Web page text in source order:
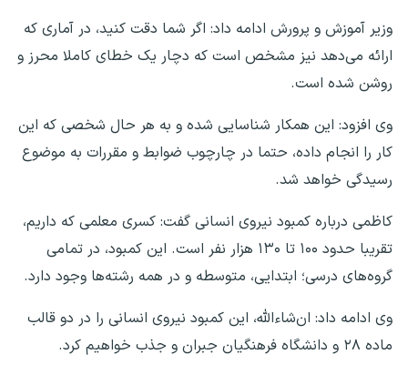
وزیر آموزش و پرورش ادامه داد: اگر شما دقت کنید، در آماری که
ارائه می‌دهد نیز مشخص است که دچار یک خطای کاملا محرز و
روشن شده است.
وی افزود: این همکار شناسایی شده و به هر حال شخصی که این
کار را انجام داده، حتما در چارچوب ضوابط و مقررات به موضوع
رسیدگی خواهد شد.
کاظمی درباره کمبود نیروی انسانی گفت: کسری معلمی که داریم،
تقریبا حدود ۱۰۰ تا ۱۳۰ هزار نفر است. این کمبود، در تمامی
گروه‌های درسی؛ ابتدایی، متوسطه و در همه رشته‌ها وجود دارد.
وی ادامه داد: ان‌شاءالله، این کمبود نیروی انسانی را در دو قالب
ماده ۲۸ و دانشگاه فرهنگیان جبران و جذب خواهیم کرد.